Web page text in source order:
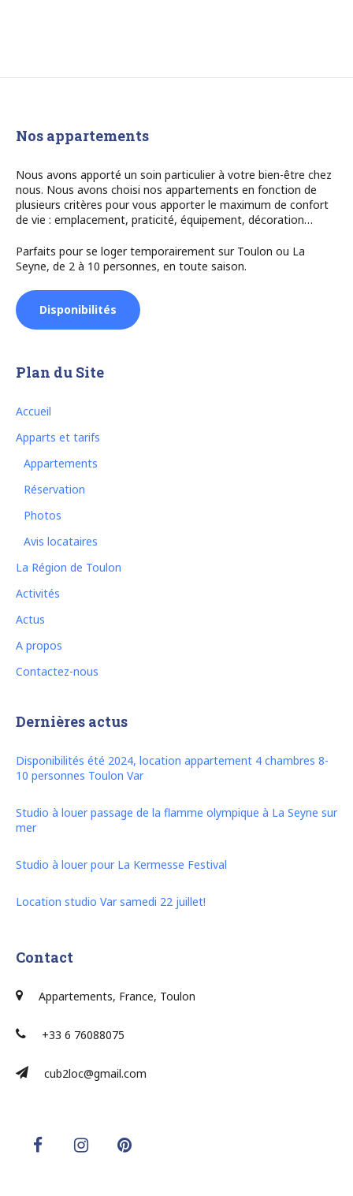
Nos appartements
Nous avons apporté un soin particulier à votre bien-être chez
nous. Nous avons choisi nos appartements en fonction de
plusieurs critères pour vous apporter le maximum de confort
de vie : emplacement, praticité, équipement, décoration…
Parfaits pour se loger temporairement sur Toulon ou La
Seyne, de 2 à 10 personnes, en toute saison.
Disponibilités
Plan du Site
Accueil
Apparts et tarifs
Appartements
Réservation
Photos
Avis locataires
La Région de Toulon
Activités
Actus
A propos
Contactez-nous
Dernières actus
Disponibilités été 2024, location appartement 4 chambres 8-
10 personnes Toulon Var
Studio à louer passage de la flamme olympique à La Seyne sur
mer
Studio à louer pour La Kermesse Festival
Location studio Var samedi 22 juillet!
Contact
Appartements, France, Toulon
+33 6 76088075
cub2loc@gmail.com